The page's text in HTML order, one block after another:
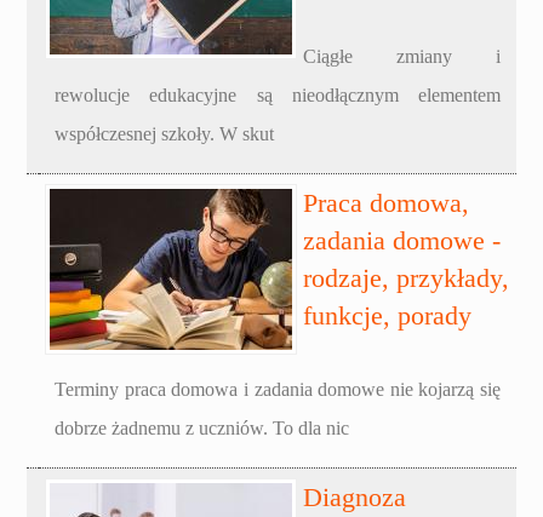
Ciągłe zmiany i
rewolucje edukacyjne są nieodłącznym elementem
współczesnej szkoły. W skut
Praca domowa,
zadania domowe -
rodzaje, przykłady,
funkcje, porady
Terminy praca domowa i zadania domowe nie kojarzą się
dobrze żadnemu z uczniów. To dla nic
Diagnoza